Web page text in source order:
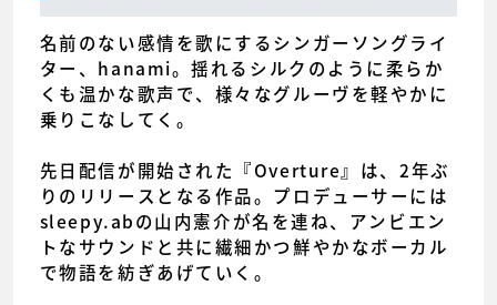
名前のない感情を歌にするシンガーソングライ
ター、hanami。揺れるシルクのように柔らか
くも温かな歌声で、様々なグルーヴを軽やかに
乗りこなしてく。
先日配信が開始された『Overture』は、2年ぶ
りのリリースとなる作品。プロデューサーには
sleepy.abの山内憲介が名を連ね、アンビエン
トなサウンドと共に繊細かつ鮮やかなボーカル
で物語を紡ぎあげていく。